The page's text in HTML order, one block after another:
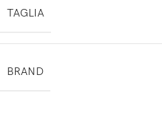
TAGLIA
BRAND